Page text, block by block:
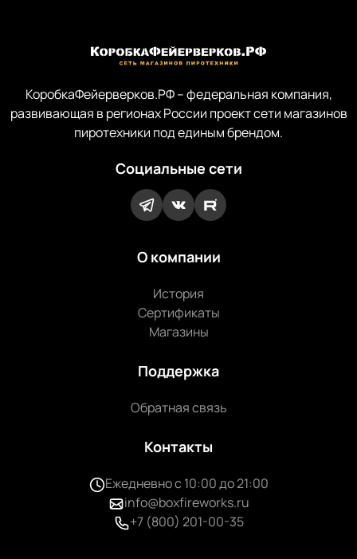
КоробкаФейерверков.РФ – федеральная компания,
развивающая в регионах России проект сети магазинов
пиротехники под единым брендом.
Социальные сети
О компании
История
Сертификаты
Магазины
Поддержка
Обратная связь
Контакты
Ежедневно с 10:00 до 21:00
info@boxfireworks.ru
+7 (800) 201-00-35